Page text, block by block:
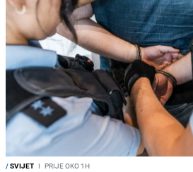
/SVIJET I PRIJE OKO 1H